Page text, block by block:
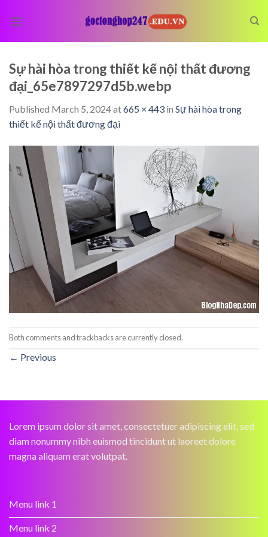
Sự hài hòa trong thiết kế nội thất đương
đại_65e7897297d5b.webp
Published March 5, 2024at665 × 443 in Sự hài hòa trong
thiết kế nội thất đương đại
Both comments and trackbacks are currently closed.
← Previous
Lorem ipsum dolor sit amet, consectetuer adipiscing elit, sed
diam nonummy nibh euismod tincidunt ut laoreet dolore
magna aliquam erat volutpat.
Menu link 1
Menu link 2